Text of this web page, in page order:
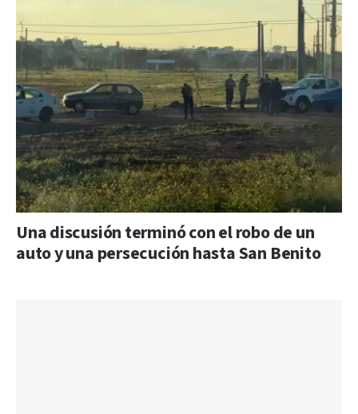
Una discusión terminó con el robo de un
auto y una persecución hasta San Benito